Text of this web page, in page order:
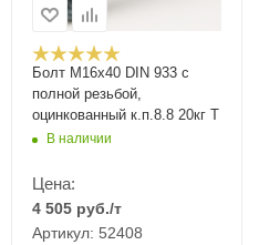
Болт М16x40 DIN 933 с
полной резьбой,
оцинкованный к.п.8.8 20кг Т
В наличии
Цена:
4 505 руб./т
Артикул: 52408